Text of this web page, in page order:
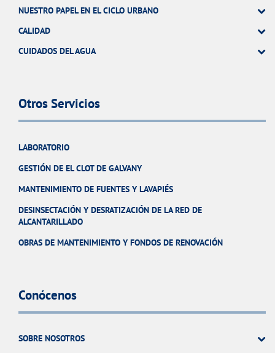
NUESTRO PAPEL EN EL CICLO URBANO
CALIDAD
CUIDADOS DEL AGUA
Otros Servicios
LABORATORIO
GESTIÓN DE EL CLOT DE GALVANY
MANTENIMIENTO DE FUENTES Y LAVAPIÉS
DESINSECTACIÓN Y DESRATIZACIÓN DE LA RED DE
ALCANTARILLADO
OBRAS DE MANTENIMIENTO Y FONDOS DE RENOVACIÓN
Conócenos
SOBRE NOSOTROS